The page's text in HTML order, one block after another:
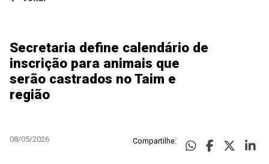
Secretaria define calendário de
inscrição para animais que
serão castrados no Taim e
região
08/05/2026 Compartilhe: